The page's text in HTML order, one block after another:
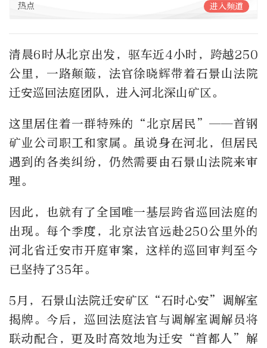
热点 进入频道
清晨6时从北京出发，驱车近4小时，跨越250
公里，一路颠簸，法官徐晓辉带着石景山法院
迁安巡回法庭团队，进入河北深山矿区。
这里居住着一群特殊的“北京居民”——首钢
矿业公司职工和家属。虽说身在河北，但居民
遇到的各类纠纷，仍然需要由石景山法院来审
理。
因此，也就有了全国唯一基层跨省巡回法庭的
出现。每个季度，北京法官远赴250公里外的
河北省迁安市开庭审案，这样的巡回审判至今
已坚持了35年。
5月，石景山法院迁安矿区“石时心安”调解室
揭牌。今后，巡回法庭法官与调解室调解员将
联动配合，更及时高效地为迁安“首都人”解